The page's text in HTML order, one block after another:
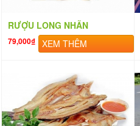
RƯỢU LONG NHÃN
79,000₫ XEM THÊM